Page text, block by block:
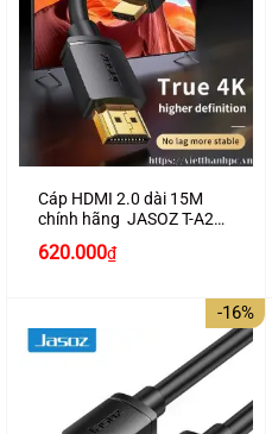
Cáp HDMI 2.0 dài 15M
chính hãng JASOZ T-A287
hỗ trợ 4K2K
Giá
620.000₫Giá
hiện
-16%